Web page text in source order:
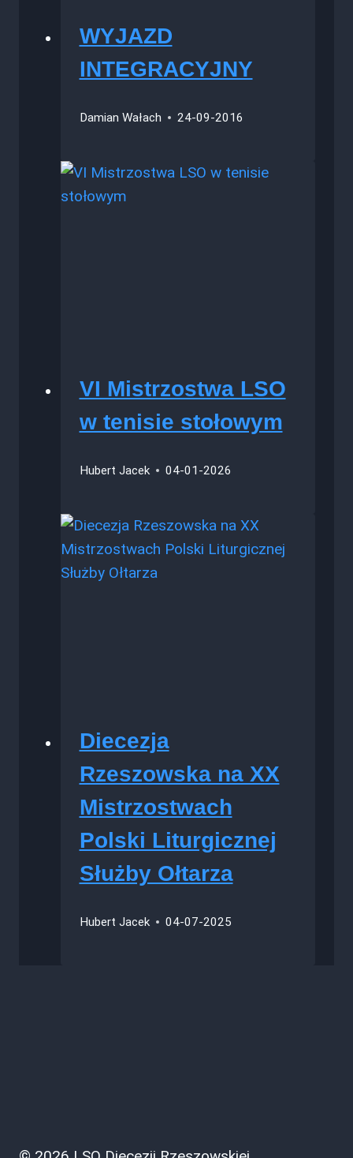
WYJAZD
INTEGRACYJNY
Damian Wałach 24-09-2016
VI Mistrzostwa LSO
w tenisie stołowym
Hubert Jacek 04-01-2026
Diecezja
Rzeszowska na XX
Mistrzostwach
Polski Liturgicznej
Służby Ołtarza
Hubert Jacek 04-07-2025